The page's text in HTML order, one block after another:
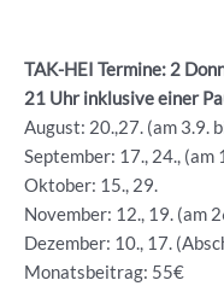
TAK-HEI Termine: 2
21 Uhr inklusive einer
August: 20.,27. (am 3.9.
September: 17., 24., (am
Oktober: 15., 29.
November: 12., 19. (am
Dezember: 10., 17.
Monatsbeitrag: 55€